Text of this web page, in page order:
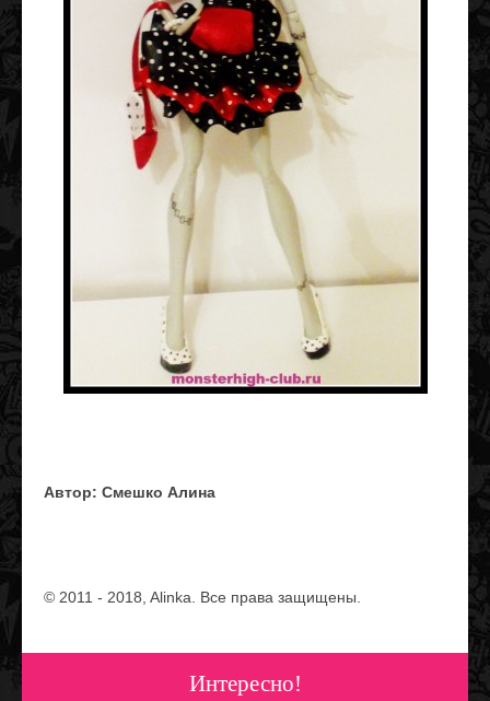
Автор: Смешко Алина
© 2011 ‐ 2018, Alinka. Все права защищены.
Интересно!